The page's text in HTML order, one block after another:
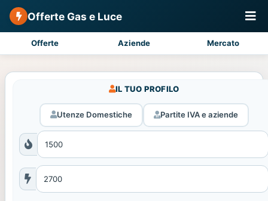
Offerte Gas e Luce
Offerte Aziende Mercato
IL TUO PROFILO
Utenze Domestiche Partite IVA e aziende